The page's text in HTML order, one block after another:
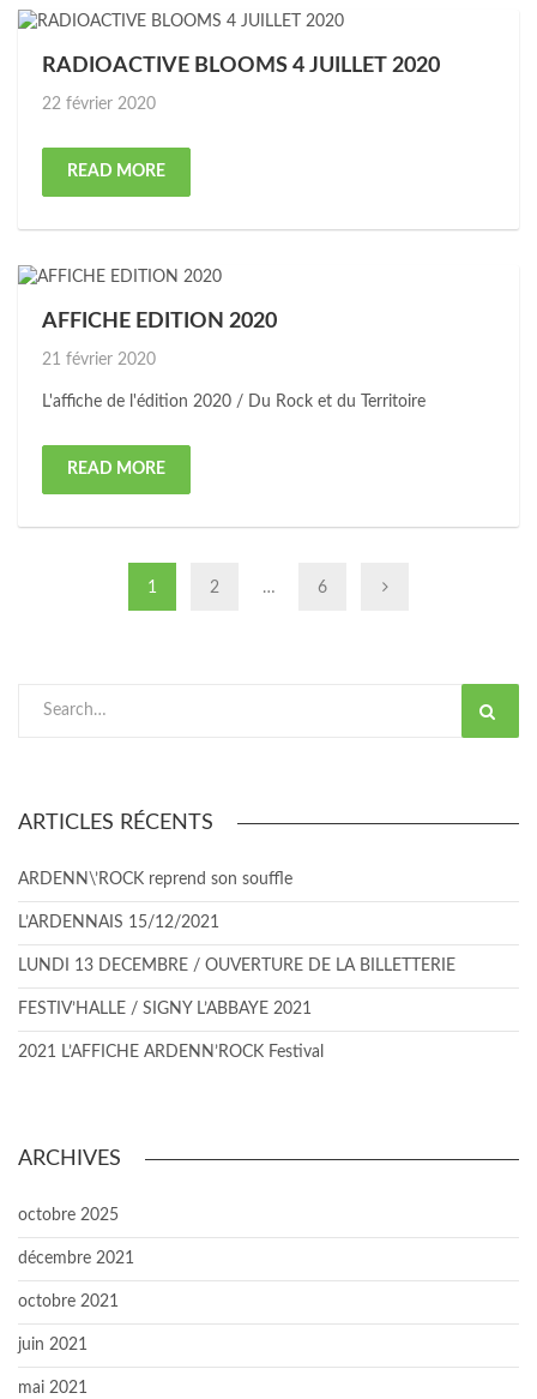
RADIOACTIVE BLOOMS 4 JUILLET 2020
Posted
22 février 2020
READ MORE
AFFICHE EDITION 2020
Posted
21 février 2020
L'affiche de l'édition 2020 / Du Rock et du Territoire
READ MORE
1 2 … 6
ARTICLES RÉCENTS
ARDENN\’ROCK reprend son souffle
L’ARDENNAIS 15/12/2021
LUNDI 13 DECEMBRE / OUVERTURE DE LA BILLETTERIE
FESTIV’HALLE / SIGNY L’ABBAYE 2021
2021 L’AFFICHE ARDENN’ROCK Festival
ARCHIVES
octobre 2025
décembre 2021
octobre 2021
juin 2021
mai 2021